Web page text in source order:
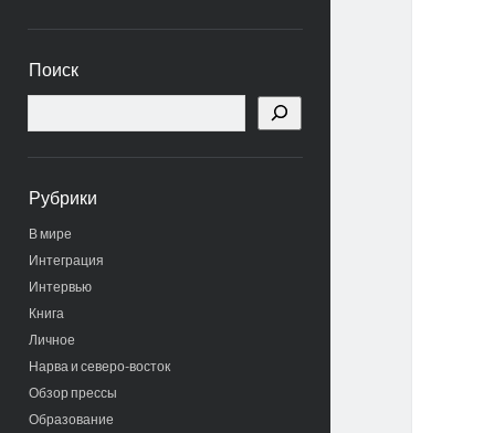
панель
Поиск
Рубрики
В мире
Интеграция
Интервью
Книга
Личное
Нарва и северо-восток
Обзор прессы
Образование